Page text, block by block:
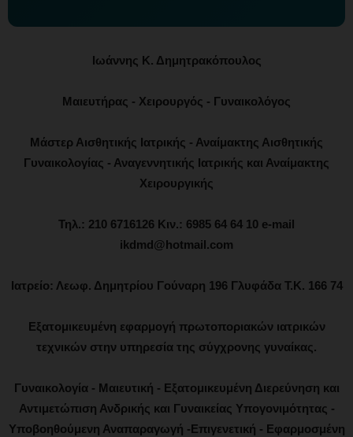
Ιωάννης Κ. Δημητρακόπουλος
Μαιευτήρας - Χειρουργός - Γυναικολόγος
Μάστερ Αισθητικής Ιατρικής - Αναίμακτης Αισθητικής
Γυναικολογίας - Αναγεννητικής Ιατρικής και Αναίμακτης
Χειρουργικής
Τηλ.: 210 6716126 Κιν.: 6985 64 64 10 e-mail
ikdmd@hotmail.com
Ιατρείο: Λεωφ. Δημητρίου Γούναρη 196 Γλυφάδα Τ.Κ. 166 74
Εξατομικευμένη εφαρμογή πρωτοποριακών ιατρικών
τεχνικών στην υπηρεσία της σύγχρονης γυναίκας.
Γυναικολογία - Μαιευτική - Εξατομικευμένη Διερεύνηση και
Αντιμετώπιση Ανδρικής και Γυναικείας Υπογονιμότητας -
Υποβοηθούμενη Αναπαραγωγή -Επιγενετική - Εφαρμοσμένη